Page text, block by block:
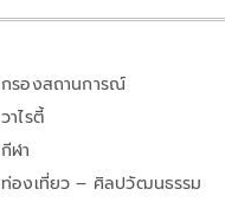
กรองสถานการณ์
วาไรตี้
กีฬา
ท่องเที่ยว – ศิลปวัฒนธรรม